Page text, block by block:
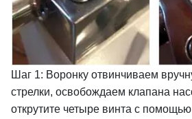
Шаг 1: Воронку отвинчиваем
стрелки, освобождаем клапана
открутите четыре винта с